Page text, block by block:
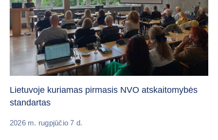
Lietuvoje kuriamas pirmasis NVO atskaitomybės
standartas
2026 m. rugpjūčio 7 d.